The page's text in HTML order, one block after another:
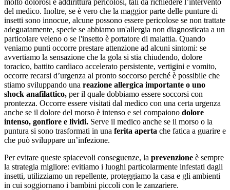
del medico. Inoltre, se è vero che la maggior parte delle punture di
insetti sono innocue, alcune possono essere pericolose se non trattate
adeguatamente, specie se abbiamo un'allergia non diagnosticata a un
particolare veleno o se l'insetto è portatore di malattia. Quando
veniamo punti occorre prestare attenzione ad alcuni sintomi: se
avvertiamo la sensazione che la gola si stia chiudendo, dolore
toracico, battito cardiaco accelerato persistente, vertigini e vomito,
occorre recarsi d’urgenza al pronto soccorso perché è possibile che
stiamo sviluppando una reazione allergica importante o uno
shock anafilattico, per il quale dobbiamo essere soccorsi con
prontezza. Occorre essere visitati dal medico con una certa urgenza
anche se il dolore del morso è intenso e sei compaiono dolore
intenso, gonfiore e lividi. Serve il medico anche se il morso o la
puntura si sono trasformati in una ferita aperta che fatica a guarire e
che può sviluppare un’infezione.
Per evitare queste spiacevoli conseguenze, la prevenzione è sempre
la strategia migliore: evitiamo i luoghi particolarmente infestati dagli
insetti, utilizziamo un repellente, proteggiamo la casa e gli ambienti
in cui soggiornano i bambini piccoli con le zanzariere.